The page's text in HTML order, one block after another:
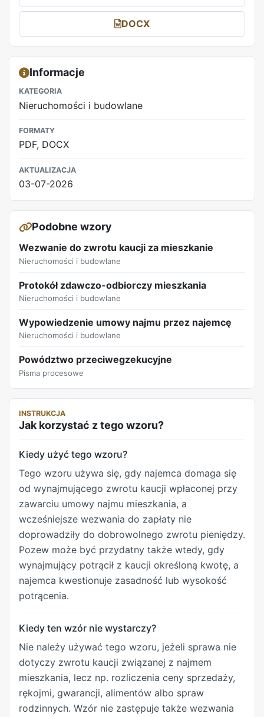
DOCX
Informacje
KATEGORIA
Nieruchomości i budowlane
FORMATY
PDF, DOCX
AKTUALIZACJA
03-07-2026
Podobne wzory
Wezwanie do zwrotu kaucji za mieszkanie
Nieruchomości i budowlane
Protokół zdawczo-odbiorczy mieszkania
Nieruchomości i budowlane
Wypowiedzenie umowy najmu przez najemcę
Nieruchomości i budowlane
Powództwo przeciwegzekucyjne
Pisma procesowe
REKLAMA
INSTRUKCJA
Jak korzystać z tego wzoru?
Kiedy użyć tego wzoru?
Tego wzoru używa się, gdy najemca domaga się
od wynajmującego zwrotu kaucji wpłaconej przy
zawarciu umowy najmu mieszkania, a
wcześniejsze wezwania do zapłaty nie
doprowadziły do dobrowolnego zwrotu pieniędzy.
Pozew może być przydatny także wtedy, gdy
wynajmujący potrącił z kaucji określoną kwotę, a
najemca kwestionuje zasadność lub wysokość
potrącenia.
Kiedy ten wzór nie wystarczy?
Nie należy używać tego wzoru, jeżeli sprawa nie
dotyczy zwrotu kaucji związanej z najmem
mieszkania, lecz np. rozliczenia ceny sprzedaży,
rękojmi, gwarancji, alimentów albo spraw
rodzinnych. Wzór nie zastępuje także wezwania